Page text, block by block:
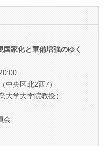
家化と軍備増強のゆく
中央区北2西7）
大学大学院教授）
会